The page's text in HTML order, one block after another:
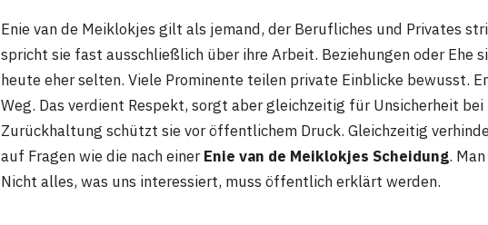
Enie van de Meiklokjes gilt als jemand, der Berufliches und Privates
spricht sie fast ausschließlich über ihre Arbeit. Beziehungen oder Ehe
heute eher selten. Viele Prominente teilen private Einblicke bewusst.
Weg. Das verdient Respekt, sorgt aber gleichzeitig für Unsicherheit bei
Zurückhaltung schützt sie vor öffentlichem Druck. Gleichzeitig
auf Fragen wie die nach einerEnie van de Meiklokjes Scheidung.
Nicht alles, was uns interessiert, muss öffentlich erklärt werden.